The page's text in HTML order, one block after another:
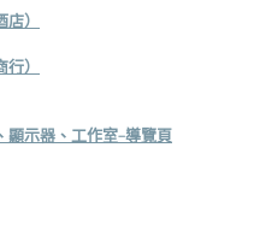
）
）
顯示器、工作室–導覽頁